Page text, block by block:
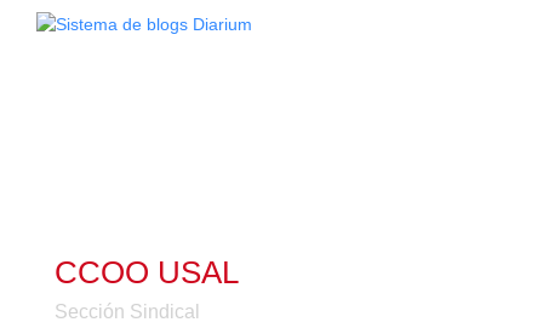
CCOO USAL
Sección Sindical